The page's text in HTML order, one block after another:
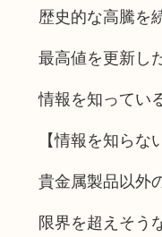
歴史的な高騰を
最高値を更新し
情報を知ってい
【情報を知らな
貴金属製品以外
限界を超えそう